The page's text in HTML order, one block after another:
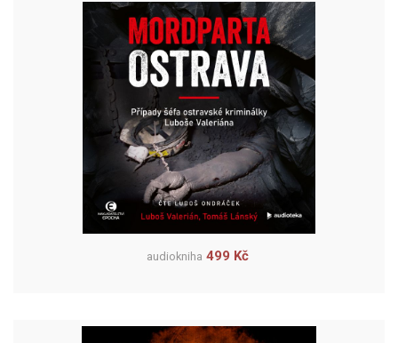
audiokniha 499 Kč